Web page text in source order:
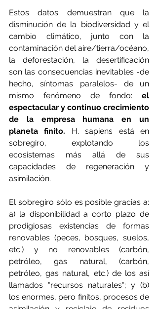
Estos datos demuestran que la
disminución de la biodiversidad y el
cambio climático, junto con la
contaminación del aire/tierra/océano,
la deforestación, la desertificación
son las consecuencias inevitables -de
hecho, síntomas paralelos- de un
mismo fenómeno de fondo: el
espectacular y continuo crecimiento
de la empresa humana en un
planeta finito. H. sapiens está en
sobregiro, explotando los
ecosistemas más allá de sus
capacidades de regeneración y
asimilación.
El sobregiro sólo es posible gracias a:
a) la disponibilidad a corto plazo de
prodigiosas existencias de formas
renovables (peces, bosques, suelos,
etc.) y no renovables (carbón,
petróleo, gas natural, (carbón,
petróleo, gas natural, etc.) de los así
llamados "recursos naturales"; y (b)
los enormes, pero finitos, procesos de